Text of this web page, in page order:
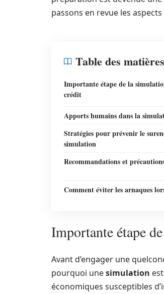
passons en revue les
Table des matières
Importante étape de la
crédit
Apports humains dans la
Stratégies pour prévenir le
simulation
Recommandations et
Comment éviter les arnaques
Importante étape
Avant d’engager une
pourquoi unesimulation
économiques susceptibles